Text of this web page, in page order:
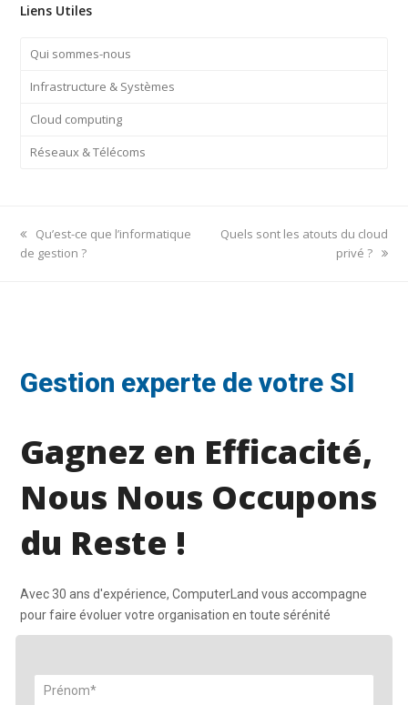
Liens Utiles
Qui sommes-nous
Infrastructure & Systèmes
Cloud computing
Réseaux & Télécoms
previous
post:
Qu’est-ce que l’informatique
de gestion ?
next
Quels sont les atouts du cloud
privé ?
Gestion experte de votre SI
Gagnez en Efficacité,
Nous Nous Occupons
du Reste !
Avec 30 ans d'expérience, ComputerLand vous accompagne
pour faire évoluer votre organisation en toute sérénité